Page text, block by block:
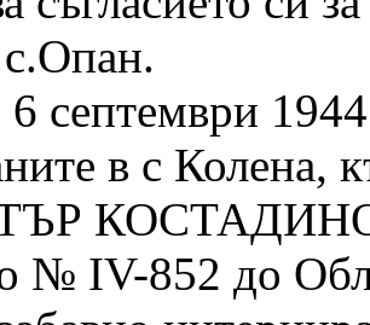
септември
в с Колена,
КОСТАДИНОВ
№ IV-852 до